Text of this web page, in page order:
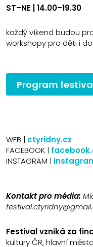
ST–NE | 14.00–19.30
každý víkend budou
workshopy pro děti i
Program
WEB | ctyridny.cz
FACEBOOK |
INSTAGRAM |
Kontakt pro média:
Festival vzniká za
kultury ČR, hlavní